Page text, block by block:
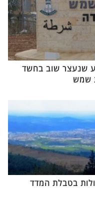
שנעצר שוב בחשד
שמש
הערים הגדולות בטבלת המדד